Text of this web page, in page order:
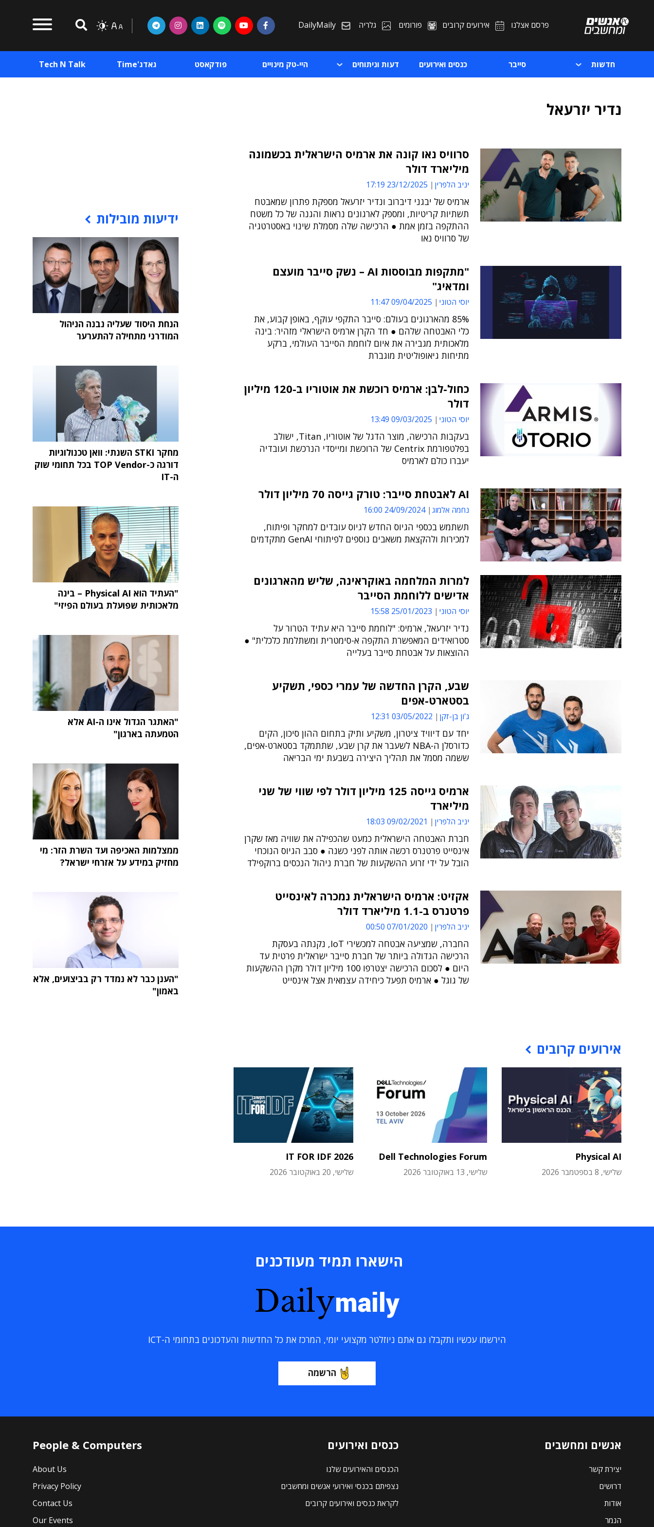
פרסם אצלנו אירועים קרובים פורומים גלריה DailyMaily
חדשות סייבר כנסים ואירועים דעות וניתוחים היי-טק מינויים פודקאסט גאדג'Time Tech N Talk
נדיר יזרעאל
סרוויס נאו קונה את ארמיס הישראלית בכשמונה
מיליארד דולר
יניב הלפרין 23/12/2025 17:19
ארמיס של יבגני דיברוב ונדיר יזרעאל מספקת פתרון שמאבטח
תשתיות קריטיות, ומספק לארגונים נראות והגנה של כל משטח
ההתקפה בזמן אמת ● הרכישה שלה מסמלת שינוי באסטרטגיה
של סרוויס נאו
"מתקפות מבוססות AI – נשק סייבר מועצם
ומדאיג"
יוסי הטוני 09/04/2025 11:47
85% מהארגונים בעולם: סייבר התקפי עוקף, באופן קבוע, את
כלי האבטחה שלהם ● חד הקרן ארמיס הישראלי מזהיר: בינה
מלאכותית מגבירה את איום לוחמת הסייבר העולמי, ברקע
מתיחות גיאופוליטית מוגברת
כחול-לבן: ארמיס רוכשת את אוטוריו ב-120 מיליון
דולר
יוסי הטוני 09/03/2025 13:49
בעקבות הרכישה, מוצר הדגל של אוטוריו, Titan, ישולב
בפלטפורמת Centrix של הרוכשת ומייסדי הנרכשת ועובדיה
יעברו כולם לארמיס
AI לאבטחת סייבר: טורק גייסה 70 מיליון דולר
נחמה אלמוג 24/09/2024 16:00
תשתמש בכספי הגיוס החדש לגיוס עובדים למחקר ופיתוח,
למכירות ולהקצאת משאבים נוספים לפיתוחי GenAI מתקדמים
למרות המלחמה באוקראינה, שליש מהארגונים
אדישים ללוחמת הסייבר
יוסי הטוני 25/01/2023 15:58
נדיר יזרעאל, ארמיס: "לוחמת סייבר היא עתיד הטרור על
סטרואידים המאפשרת התקפה א-סימטרית ומשתלמת כלכלית" ●
ההוצאות על אבטחת סייבר בעלייה
שבע, הקרן החדשה של עמרי כספי, תשקיע
בסטארט-אפים
ג'ון בן-זקן 03/05/2022 12:31
יחד עם דיוויד ציטרון, משקיע ותיק בתחום ההון סיכון, הקים
כדורסלן ה-NBA לשעבר את קרן שבע, שתתמקד בסטארט-אפים,
ששמה מסמל את תהליך היצירה בשבעת ימי הבריאה
ארמיס גייסה 125 מיליון דולר לפי שווי של שני
מיליארד
יניב הלפרין 09/02/2021 18:03
חברת האבטחה הישראלית כמעט שהכפילה את שוויה מאז שקרן
אינסייט פרטנרס רכשה אותה לפני כשנה ● סבב הגיוס הנוכחי
הובל על ידי זרוע ההשקעות של חברת ניהול הנכסים ברוקפילד
אקזיט: ארמיס הישראלית נמכרה לאינסייט
פרטנרס ב-1.1 מיליארד דולר
יניב הלפרין 07/01/2020 00:50
החברה, שמציעה אבטחה למכשירי IoT, נקנתה בעסקת
הרכישה הגדולה ביותר של חברת סייבר ישראלית פרטית עד
היום ● לסכום הרכישה יצטרפו 100 מיליון דולר מקרן ההשקעות
של גוגל ● ארמיס תפעל כיחידה עצמאית אצל אינסייט
אירועים קרובים
Physical AI
שלישי, 8 בספטמבר 2026
Dell Technologies Forum
שלישי, 13 באוקטובר 2026
IT FOR IDF 2026
שלישי, 20 באוקטובר 2026
ידיעות מובילות
הנחת היסוד שעליה נבנה הניהול
המודרני מתחילה להתערער
מחקר STKI השנתי: וואן טכנולוגיות
דורגה כ-TOP Vendor בכל תחומי שוק
ה-IT
"העתיד הוא Physical AI – בינה
מלאכותית שפועלת בעולם הפיזי"
"האתגר הגדול אינו ה-AI אלא
הטמעתה בארגון"
ממצלמות האכיפה ועד השרת הזר: מי
מחזיק במידע על אזרחי ישראל?
"הענן כבר לא נמדד רק בביצועים, אלא
באמון"
הישארו תמיד מעודכנים
Dailymaily
הירשמו עכשיו ותקבלו גם אתם ניוזלטר מקצועי יומי, המרכז את כל החדשות והעדכונים בתחומי ה-ICT
הרשמה
אנשים ומחשבים
יצירת קשר
דרושים
אודות
הנמר
כנסים ואירועים
הכנסים והאירועים שלנו
נצפיתם בכנסי ואירועי אנשים ומחשבים
לקראת כנסים ואירועים קרובים
People & Computers
About Us
Privacy Policy
Contact Us
Our Events